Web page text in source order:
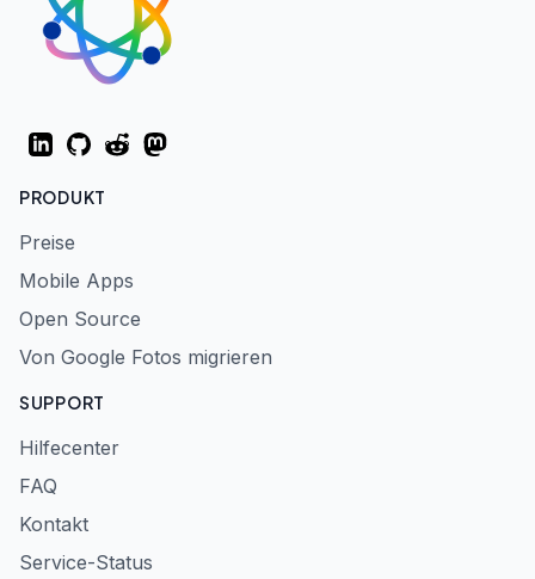
LinkedInGitHubRedditMastodon
PRODUKT
Preise
Mobile Apps
Open Source
Von Google Fotos migrieren
SUPPORT
Hilfecenter
FAQ
Kontakt
Service-Status